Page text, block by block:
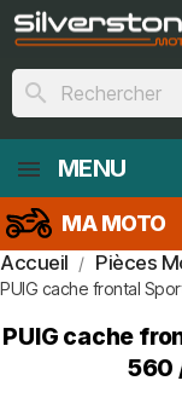
search
MENU
MA MOTO
Accueil Pièces
PUIG cache frontal
PUIG cache
560